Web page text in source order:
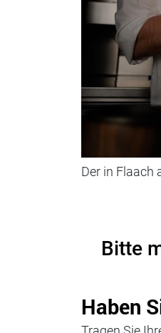
Der in Flaach
Bitte
Haben